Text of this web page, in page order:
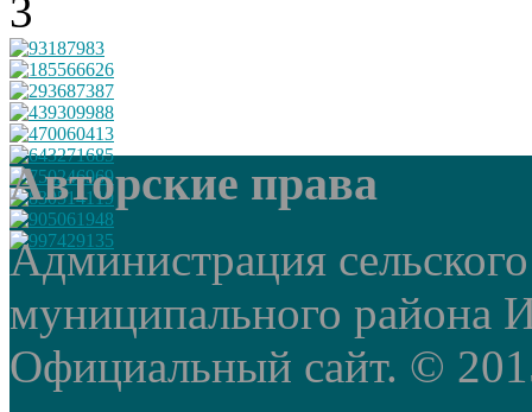
Авторские права
Администрация
муниципального района
Официальный сайт. ©